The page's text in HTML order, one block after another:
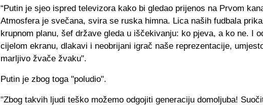
“Putin je sjeo ispred televizora kako bi gledao prijenos na Prvom
Atmosfera je svečana, svira se ruska himna. Lica naših fudbala
krupnom planu, šef države gleda u iščekivanju: ko pjeva, a ko ne. I
cijelom ekranu, dlakavi i neobrijani igrač naše reprezentacije,
marljivo žvače žvaku".
Putin je zbog toga "poludio".
"Zbog takvih ljudi teško možemo odgojiti generaciju domoljuba!